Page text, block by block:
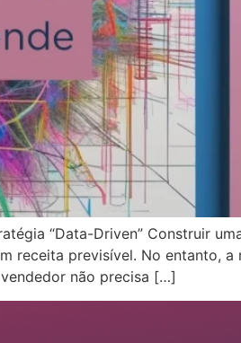
“Data-Driven” Construir
receita previsível. No entanto,
não precisa […]